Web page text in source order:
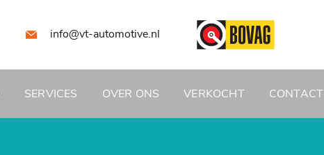
info@vt-automotive.nl
SERVICES OVER ONS VERKOCHT CONTACT